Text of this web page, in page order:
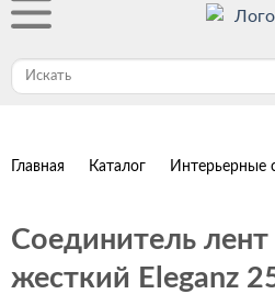
Главная Каталог Интерьерные
Соединитель
жесткий Eleganz